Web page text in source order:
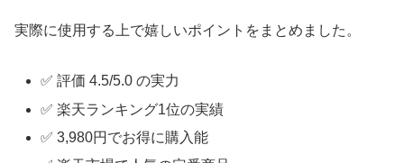
実際に使用する上で嬉しいポイントをまとめました。
✅ 評価 4.5/5.0 の実力
✅ 楽天ランキング1位の実績
✅ 3,980円でお得に購入能